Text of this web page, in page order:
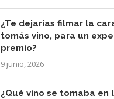
¿Te dejarías filmar la
tomás vino, para un
premio?
9 junio, 2026
¿Qué vino se tomaba en